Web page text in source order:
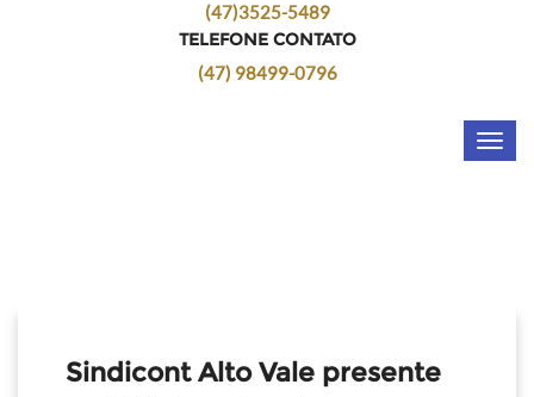
(47)3525-5489
TELEFONE CONTATO
(47) 98499-0796
Sindicont Alto Vale presente